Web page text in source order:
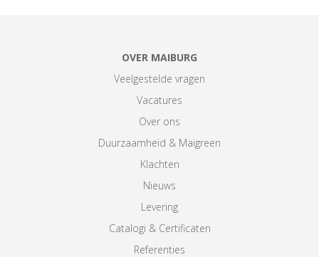
OVER MAIBURG
Veelgestelde vragen
Vacatures
Over ons
Duurzaamheid & Maigreen
Klachten
Nieuws
Levering
Catalogi & Certificaten
Referenties